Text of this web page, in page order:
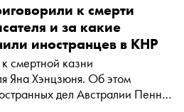
к смерти
и за какие
иностранцев в КНР
Яна Хэнцзюня. Об этом